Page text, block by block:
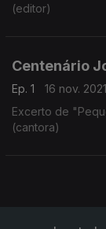
(editor)
Centenário
Ep. 1
16 nov. 2021
Excerto de
(cantora)